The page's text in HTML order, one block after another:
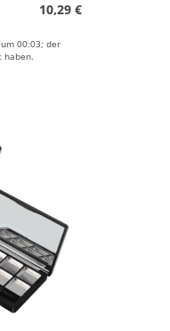
10,29 €
00:03; der
haben.